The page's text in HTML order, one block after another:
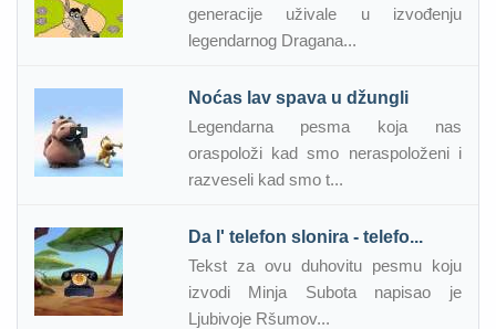
generacije uživale u izvođenju
legendarnog Dragana...
Noćas lav spava u džungli
Legendarna pesma koja nas
oraspoloži kad smo neraspoloženi i
razveseli kad smo t...
Da l' telefon slonira - telefo...
Tekst za ovu duhovitu pesmu koju
izvodi Minja Subota napisao je
Ljubivoje Ršumov...